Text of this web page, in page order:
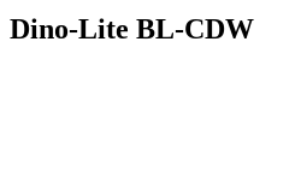
Dino-Lite BL-CDW